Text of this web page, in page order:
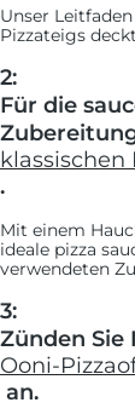
Unser
Pizzateigs
2:
Für die
klassischen
.
Mit einem
ideale pizza
verwendeten
3:
Zünden Sie
Ooni-
an.